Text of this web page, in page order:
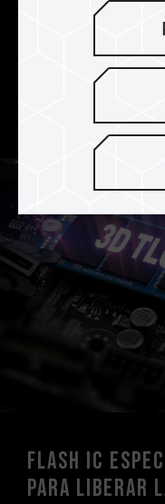
Combina un
el mercado con
personalizado
altamente
Flash IC
para liberar